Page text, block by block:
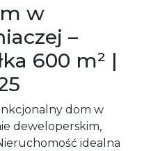
w
–
600 m² |
dom w
deweloperskim,
idealna